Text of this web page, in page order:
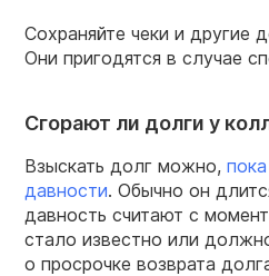
Сохраняйте чеки и другие
Они пригодятся в случае
Сгорают ли долги у
Взыскать долг можно,
давности. Обычно он
давность считают с
стало известно или
о просрочке возврата